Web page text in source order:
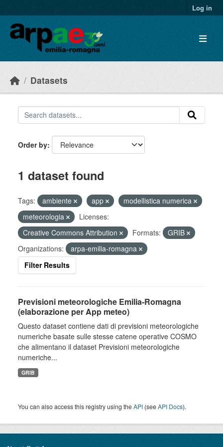
Log in
Datasets
Order by
1 dataset found
Tags: ambiente app
modellistica numerica
meteorologia
Licenses:
Creative Commons Attribution
Formats:
GRIB
Organizations:
arpa-emilia-romagna
Filter Results
Previsioni meteorologiche Emilia-Romagna
(elaborazione per App meteo)
Questo dataset contiene dati di previsioni meteorologiche
numeriche basate sulle stesse catene operative COSMO
che alimentano il dataset Previsioni meteorologiche
numeriche...
GRIB
You can also access this registry using theAPI (seeAPI Docs).